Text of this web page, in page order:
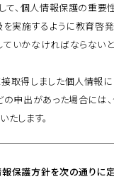
して、個人情報保護の重
を実施するように教育啓
いかなければならないと
取得しました個人情報
の申出があった場合には
たします。
保護方針を次の通りに